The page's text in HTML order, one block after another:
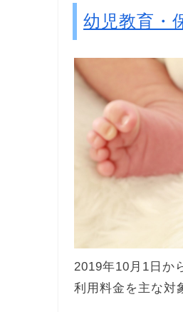
幼児教育・
2019年10月1日か
利用料金を主な対